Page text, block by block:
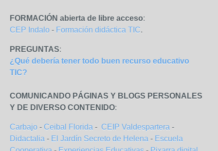
FORMACIÓN abierta de libre acceso:
CEP Indalo - Formación didáctica TIC.
PREGUNTAS:
¿Qué debería tener todo buen recurso educativo
TIC?
COMUNICANDO PÁGINAS Y BLOGS PERSONALES
Y DE DIVERSO CONTENIDO:
Carbajo - Ceibal Florida - CEIP Valdespartera -
Didactalia - El Jardín Secreto de Helena - Escuela